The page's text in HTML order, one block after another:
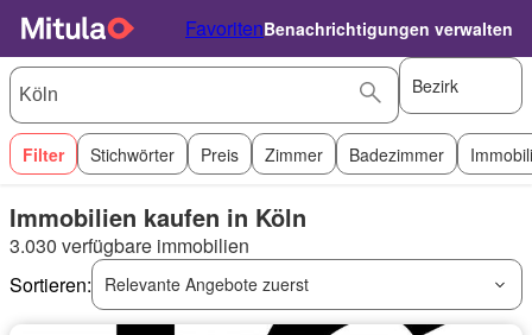
FavoritenBenachrichtigungen verwalten
Bezirk
Filter Stichwörter Preis Zimmer Badezimmer
Immobilien kaufen in Köln
3.030 verfügbare immobilien
Sortieren:
Relevante Angebote zuerst